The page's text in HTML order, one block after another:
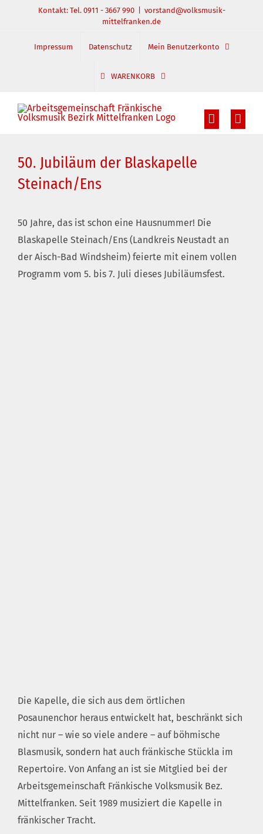
springen
Kontakt: Tel. 0911 - 3667 990
vorstand@volksmusik-
mittelfranken.de
Impressum Datenschutz Mein Benutzerkonto
WARENKORB
50. Jubiläum der Blaskapelle
Steinach/Ens
50 Jahre, das ist schon eine Hausnummer! Die
Blaskapelle Steinach/Ens (Landkreis Neustadt an
der Aisch-Bad Windsheim) feierte mit einem vollen
Programm vom 5. bis 7. Juli dieses Jubiläumsfest.
Die Kapelle, die sich aus dem örtlichen
Posaunenchor heraus entwickelt hat, beschränkt sich
nicht nur – wie so viele andere – auf böhmische
Blasmusik, sondern hat auch fränkische Stückla im
Repertoire. Von Anfang an ist sie Mitglied bei der
Arbeitsgemeinschaft Fränkische Volksmusik Bez.
Mittelfranken. Seit 1989 musiziert die Kapelle in
fränkischer Tracht.